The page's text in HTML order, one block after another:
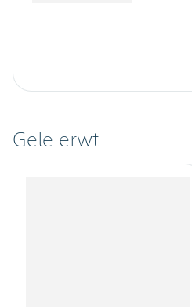
Gele erwt